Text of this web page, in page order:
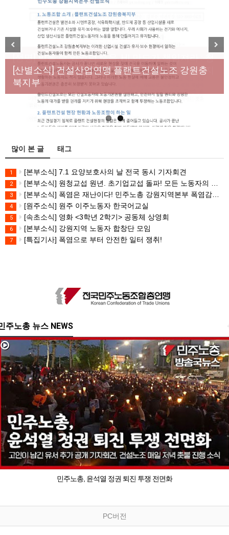
[성명] 막을 수 있었던 죽음, HL만도가 책임져라 : 청
년노동자 사망사고의 철저한 진상규명과 재발방지
대책 마련하라
[산별소식] 건설산업연맹 플랜트건설노조 강원충
북지부
Previous Next
많이 본 글 태그
1 [본부소식] 7.1 요양보호사의 날 전국 동시 기자회견
2 [본부소식] 원청교섭 원년. 초기업교섭 돌파! 모든 노동자의 노동기본권 쟁취! 민주노총 7.15 총파업대회
3 [본부소식] 폭염은 재난이다! 민주노총 강원지역본부 폭염감시단 선포 기자회견
4 [원주소식] 원주 이주노동자 한국어교실
5 [속초소식] 영화 <3학년 2학기> 공동체 상영회
6 [본부소식] 강원지역 노동자 합창단 모임
7 [특집기사] 폭염으로 부터 안전한 일터 쟁취!
주노총 뉴스 NEWS
민주노총, 윤석열 정권 퇴진 투쟁 전면화
PC버전